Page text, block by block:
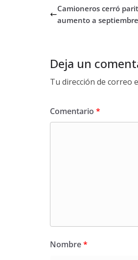
Camioneros cerró
aumento a
Deja un
Tu dirección de correo
Comentario *
Nombre*